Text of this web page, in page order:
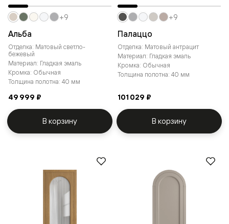
Альба
Отделка: Матовый светло-
бежевый
Материал: Гладкая эмаль
Кромка: Обычная
Толщина полотна: 40 мм
49 999 ₽
+9
В корзину
Палаццо
Отделка: Матовый антрацит
Материал: Гладкая эмаль
Кромка: Обычная
Толщина полотна: 40 мм
101 029 ₽
+9
В корзину